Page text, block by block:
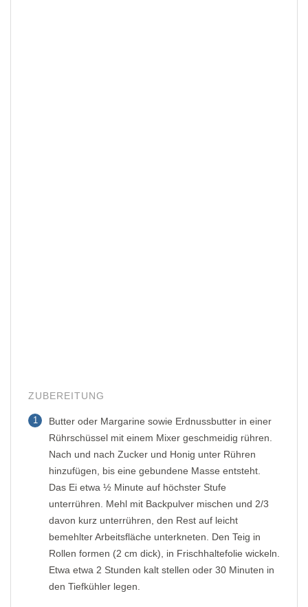
ZUBEREITUNG
1
Butter oder Margarine sowie Erdnussbutter in einer
Rührschüssel mit einem Mixer geschmeidig rühren.
Nach und nach Zucker und Honig unter Rühren
hinzufügen, bis eine gebundene Masse entsteht.
Das Ei etwa ½ Minute auf höchster Stufe
unterrühren. Mehl mit Backpulver mischen und 2/3
davon kurz unterrühren, den Rest auf leicht
bemehlter Arbeitsfläche unterkneten. Den Teig in
Rollen formen (2 cm dick), in Frischhaltefolie wickeln.
Etwa etwa 2 Stunden kalt stellen oder 30 Minuten in
den Tiefkühler legen.